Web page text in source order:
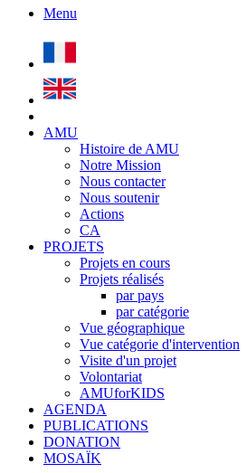
Menu
AMU
Histoire de AMU
Notre Mission
Nous contacter
Nous soutenir
Actions
CA
PROJETS
Projets en cours
Projets réalisés
par pays
par catégorie
Vue géographique
Vue catégorie d'intervention
Visite d'un projet
Volontariat
AMUforKIDS
AGENDA
PUBLICATIONS
DONATION
MOSAÏK